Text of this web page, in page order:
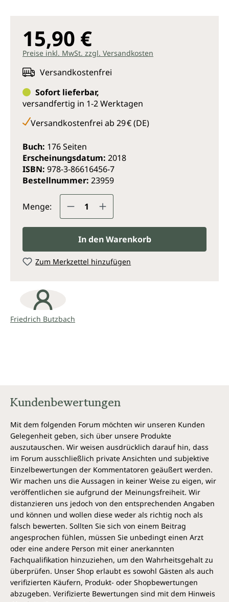
die dadurch entstandenen Belastungen und
Blockaden abbauen.
Genaue Beschreibungen und viele Skizzen und
Schaubilder machen nicht nur die Lokalisierung der
Reflexpunkte und die Art der jeweils erforderlichen
Massage klar, sondern sind vom Autor auch
und vor allem zur Anwendung bei Kindern gedacht.
15,90 €
Preise inkl. MwSt. zzgl. Versandkosten
Versandkostenfrei
Sofort lieferbar,
versandfertig in 1-2 Werktagen
Versandkostenfrei ab 29 € (DE)
Buch: 176 Seiten
Erscheinungsdatum: 2018
ISBN: 978-3-86616456-7
Bestellnummer: 23959
Menge: Produkt Anzahl: Gib den
In den Warenkorb
Zum Merkzettel hinzufügen
Friedrich Butzbach
Kundenbewertungen
Mit dem folgenden Forum möchten wir unseren Kunden
Gelegenheit geben, sich über unsere Produkte
auszutauschen. Wir weisen ausdrücklich darauf hin, dass
im Forum ausschließlich private Ansichten und subjektive
Einzelbewertungen der Kommentatoren geäußert werden.
Wir machen uns die Aussagen in keiner Weise zu eigen, wir
veröffentlichen sie aufgrund der Meinungsfreiheit. Wir
distanzieren uns jedoch von den entsprechenden Angaben
und können und wollen diese weder als richtig noch als
falsch bewerten. Sollten Sie sich von einem Beitrag
angesprochen fühlen, müssen Sie unbedingt einen Arzt
oder eine andere Person mit einer anerkannten
Fachqualifikation hinzuziehen, um den Wahrheitsgehalt zu
überprüfen. Unser Shop erlaubt es sowohl Gästen als auch
verifizierten Käufern, Produkt- oder Shopbewertungen
abzugeben. Verifizierte Bewertungen sind mit dem Hinweis